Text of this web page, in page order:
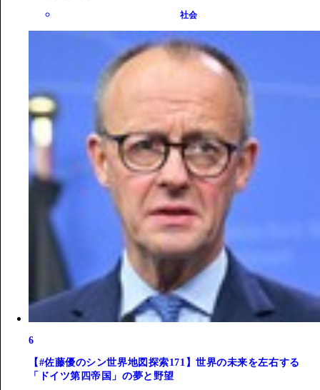
社会
6
【#佐藤優のシン世界地図探索171】世界の未来を左右する
「ドイツ第四帝国」の夢と野望